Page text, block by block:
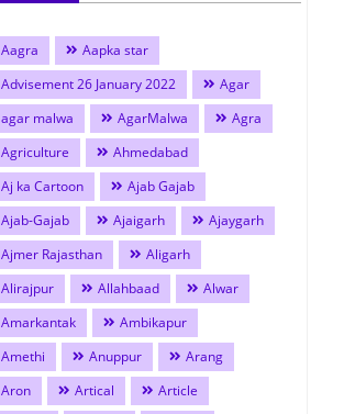
Aagra
Aapka star
Advisement 26 January 2022
Agar
agar malwa
AgarMalwa
Agra
Agriculture
Ahmedabad
Aj ka Cartoon
Ajab Gajab
Ajab-Gajab
Ajaigarh
Ajaygarh
Ajmer Rajasthan
Aligarh
Alirajpur
Allahbaad
Alwar
Amarkantak
Ambikapur
Amethi
Anuppur
Arang
Aron
Artical
Article